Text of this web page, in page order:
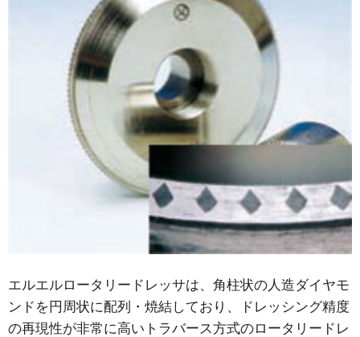
エルエルロータリードレッサは、角柱状の人造ダイヤモ
ンドを円周状に配列・焼結しており、ドレッシング精度
の再現性が非常に高いトラバース方式のロータリードレ